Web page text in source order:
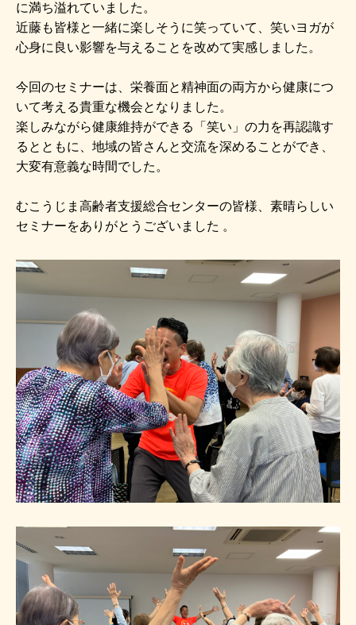
に満ち溢れていました。
近藤も皆様と一緒に楽しそうに笑っていて、笑いヨガが
心身に良い影響を与えることを改めて実感しました。
今回のセミナーは、栄養面と精神面の両方から健康につ
いて考える貴重な機会となりました。
楽しみながら健康維持ができる「笑い」の力を再認識す
るとともに、地域の皆さんと交流を深めることができ、
大変有意義な時間でした。
むこうじま高齢者支援総合センターの皆様、素晴らしい
セミナーをありがとうございました 。